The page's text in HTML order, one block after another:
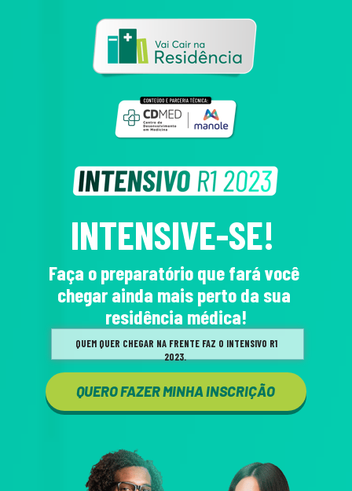
INTENSIVE-SE!
Faça o preparatório que fará você
chegar ainda mais perto da sua
residência médica!
QUEM QUER CHEGAR NA FRENTE FAZ O INTENSIVO R1
2023.
QUERO FAZER MINHA INSCRIÇÃO